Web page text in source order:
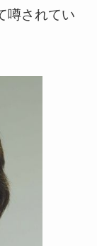
噂されてい